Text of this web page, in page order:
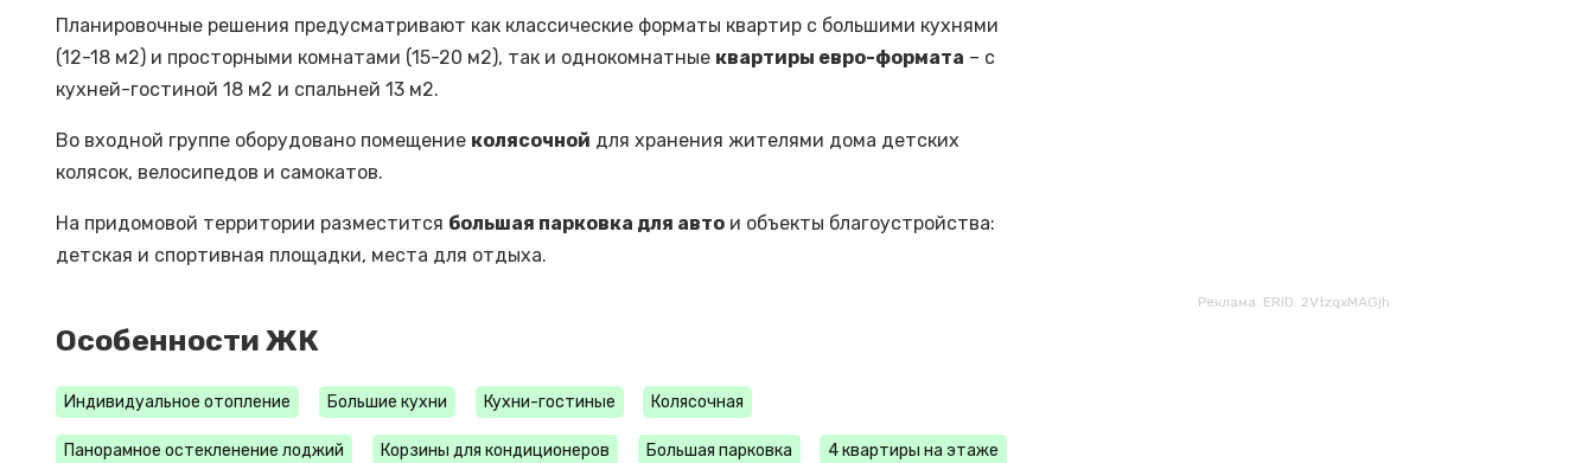
Планировочные решения предусматривают как классические форматы квартир с большими кухнями
(12-18 м2) и просторными комнатами (15-20 м2), так и однокомнатные квартиры евро-формата – с
кухней-гостиной 18 м2 и спальней 13 м2.
Во входной группе оборудовано помещение колясочной для хранения жителями дома детских
колясок, велосипедов и самокатов.
На придомовой территории разместится большая парковка для авто и объекты благоустройства:
детская и спортивная площадки, места для отдыха.
Особенности ЖК
Индивидуальное отопление Большие кухни Кухни-гостиные Колясочная
Панорамное остекленение лоджий Корзины для кондиционеров Большая парковка 4 квартиры на этаже
Реклама. ERID: 2VtzqxMAGjh